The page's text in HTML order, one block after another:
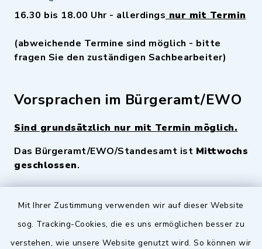
Mit Ihrer Zustimmung verwenden wir auf dieser Website
sog. Tracking-Cookies, die es uns ermöglichen besser zu
verstehen, wie unsere Website genutzt wird. So können wir
16.30 bis 18.00 Uhr - allerdings nur mit Termin
(abweichende Termine sind möglich - bitte
fragen Sie den zuständigen Sachbearbeiter)
Vorsprachen im Bürgeramt/EWO
Sind grundsätzlich nur mit Termin möglich.
Das Bürgeramt/EWO/Standesamt ist Mittwochs
geschlossen.
Quicklinks